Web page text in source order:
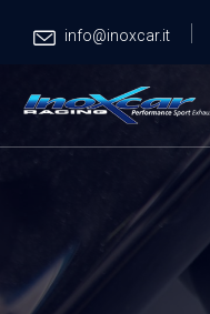
info@inoxcar.it